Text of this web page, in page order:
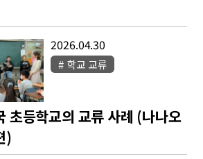
2026.04.30
학교 교류
초등학교의 교류 사례 (나나오
)